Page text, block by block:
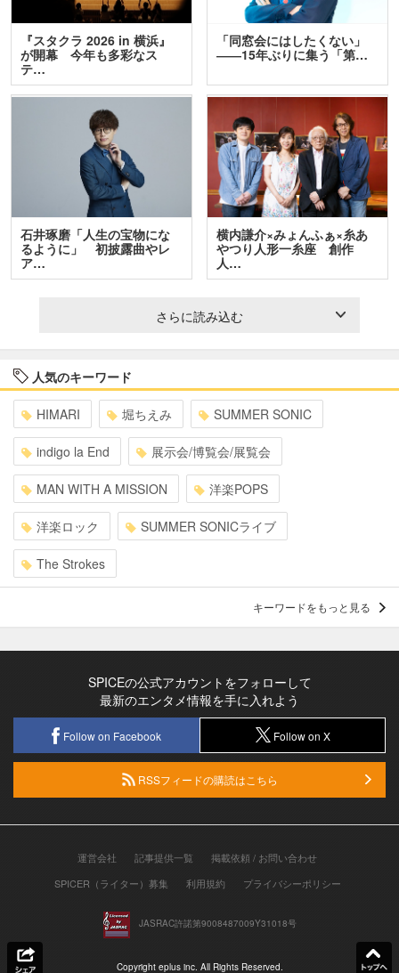
『スタクラ 2026 in 横浜』
が開幕 今年も多彩なス
テ…
「同窓会にはしたくない」
――15年ぶりに集う「第…
石井琢磨「人生の宝物にな
るように」 初披露曲やレ
ア…
横内謙介×みょんふぁ×糸あ
やつり人形一糸座 創作
人…
さらに読み込む
人気のキーワード
HIMARI 堀ちえみ SUMMER SONIC
indigo la End 展示会/博覧会/展覧会
MAN WITH A MISSION 洋楽POPS
洋楽ロック SUMMER SONICライブ
The Strokes
キーワードをもっと見る
SPICEの公式アカウントをフォローして
最新のエンタメ情報を手に入れよう
Follow on Facebook Follow on X
RSSフィードの購読はこちら
運営会社 記事提供一覧
掲載依頼 / お問い合わせ
SPICER（ライター）募集
利用規約 プライバシーポリシー
JASRAC許諾第9008487009Y31018号
Copyright eplus inc. All Rights Reserved.